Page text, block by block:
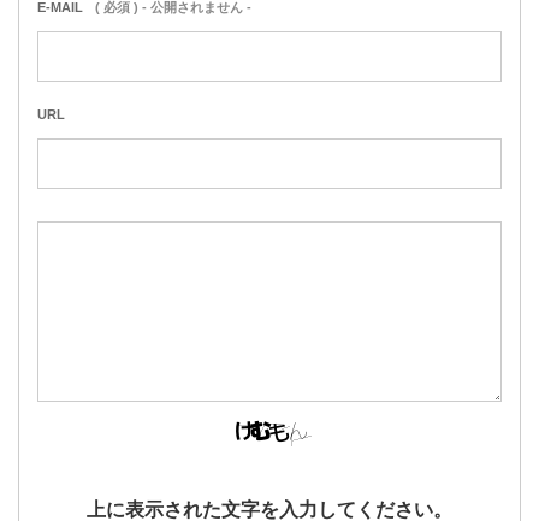
E-MAIL ( 必須 ) - 公開されません -
URL
上に表示された文字を入力してください。